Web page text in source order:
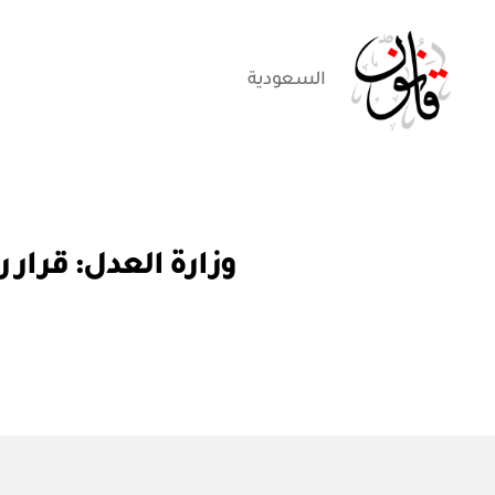
السعودية
التصنيفاتوزارة العدل: قرار رقم (٦٧٦) الموافقة على اللائحة